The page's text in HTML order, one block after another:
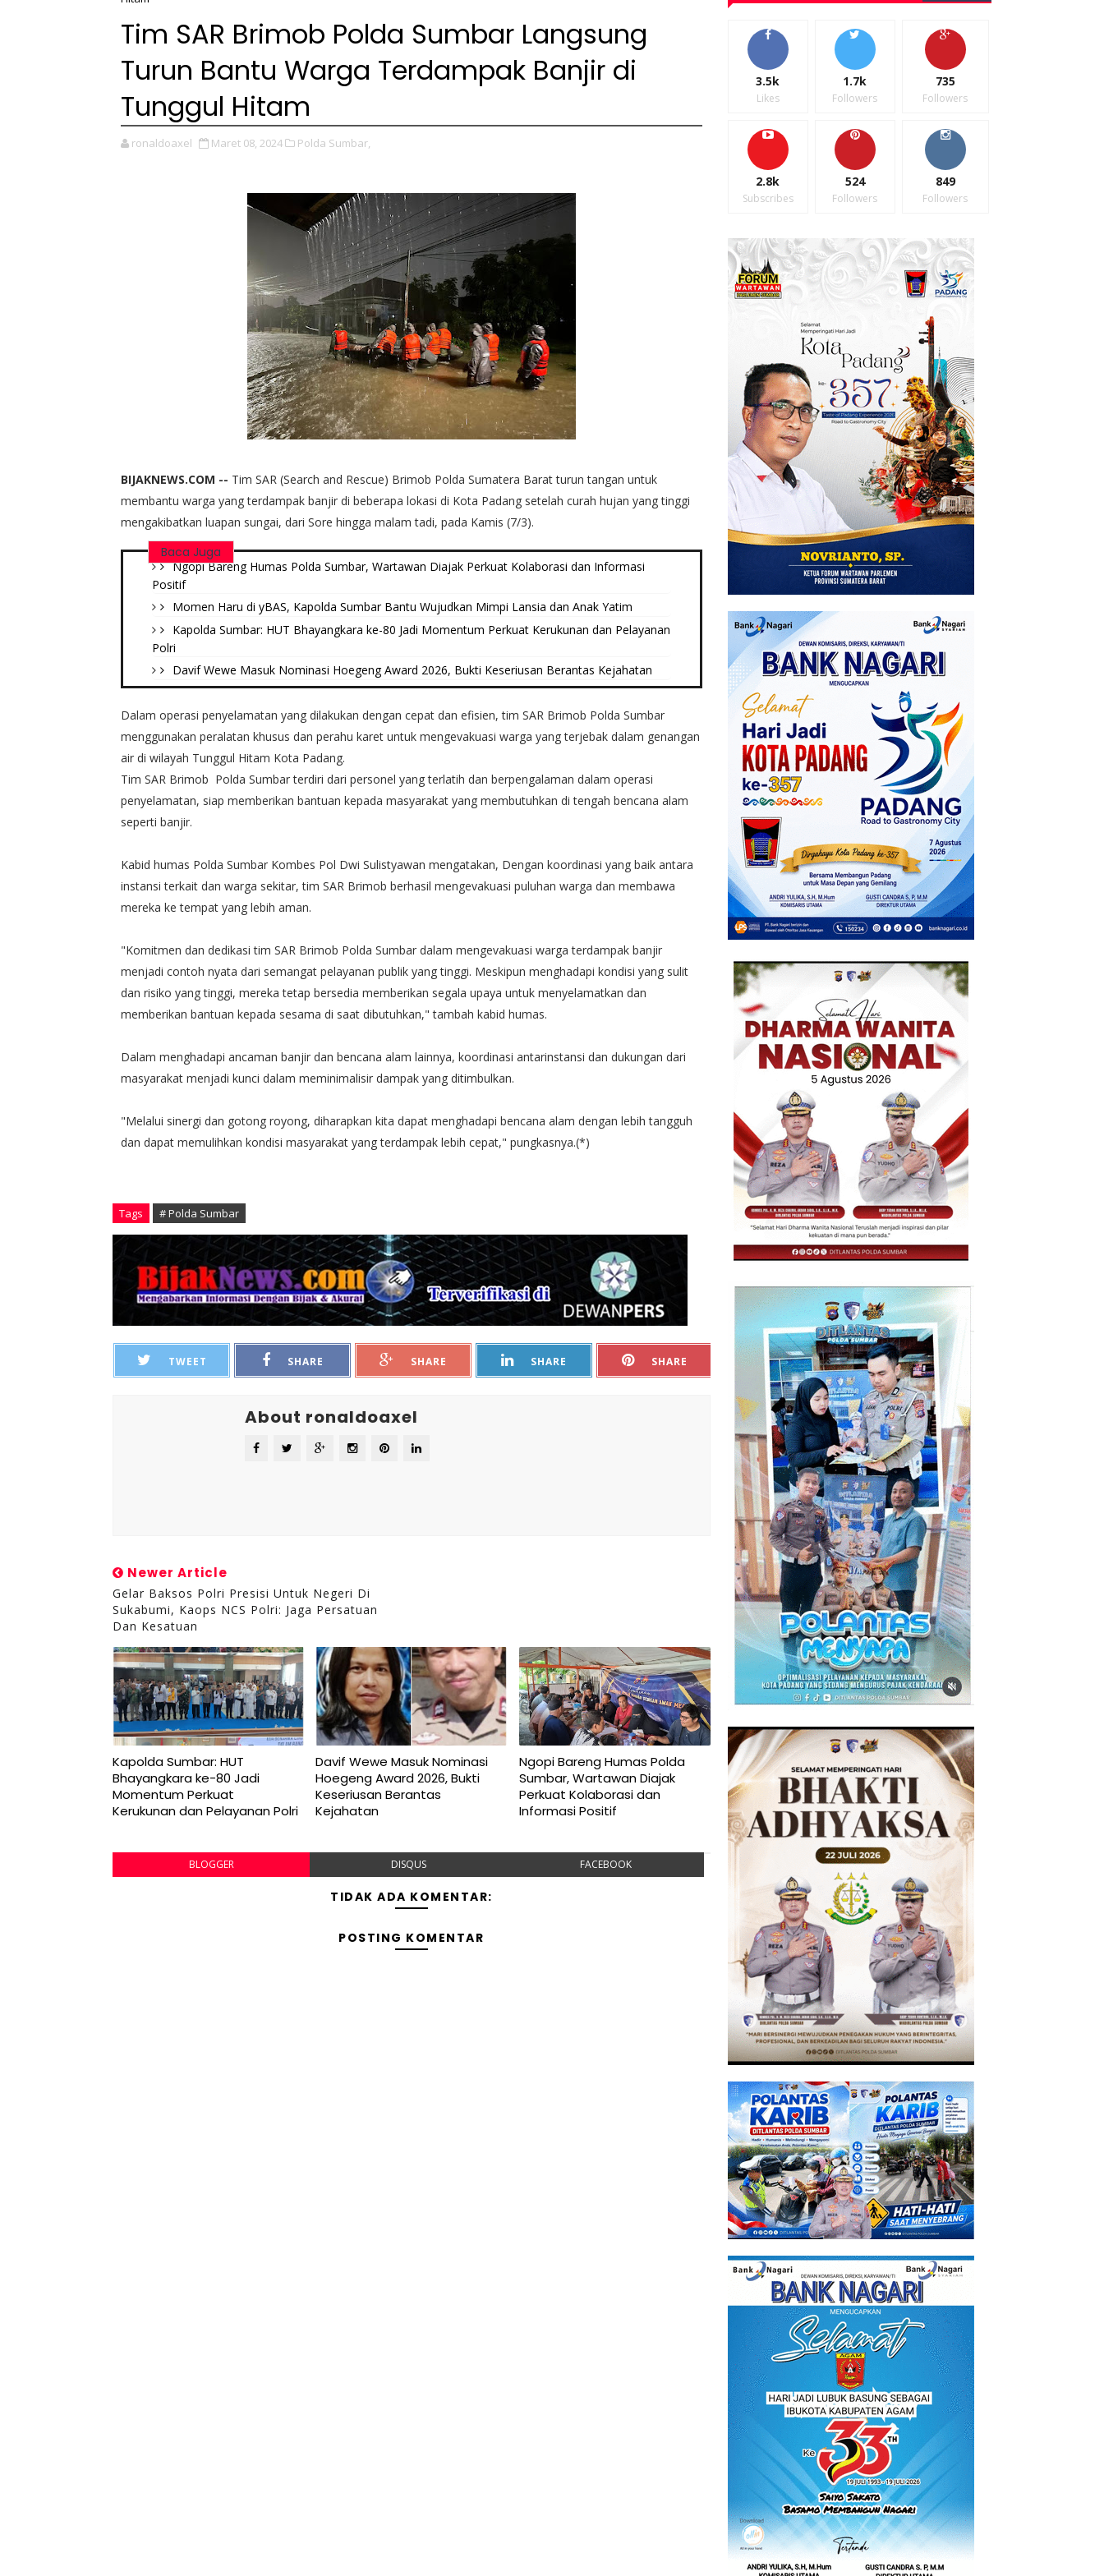
Tim SAR Brimob Polda Sumbar Langsung
Turun Bantu Warga Terdampak Banjir di
Tunggul Hitam
ronaldoaxel Maret 08, 2024 Polda Sumbar,
BIJAKNEWS.COM -- Tim SAR (Search and Rescue) Brimob Polda Sumatera Barat turun tangan untuk
membantu warga yang terdampak banjir di beberapa lokasi di Kota Padang setelah curah hujan yang tinggi
mengakibatkan luapan sungai, dari Sore hingga malam tadi, pada Kamis (7/3).
Baca Juga
Ngopi Bareng Humas Polda Sumbar, Wartawan Diajak Perkuat Kolaborasi dan Informasi
Positif
Momen Haru di yBAS, Kapolda Sumbar Bantu Wujudkan Mimpi Lansia dan Anak Yatim
Kapolda Sumbar: HUT Bhayangkara ke-80 Jadi Momentum Perkuat Kerukunan dan Pelayanan
Polri
Davif Wewe Masuk Nominasi Hoegeng Award 2026, Bukti Keseriusan Berantas Kejahatan
Dalam operasi penyelamatan yang dilakukan dengan cepat dan efisien, tim SAR Brimob Polda Sumbar
menggunakan peralatan khusus dan perahu karet untuk mengevakuasi warga yang terjebak dalam genangan
air di wilayah Tunggul Hitam Kota Padang.
Tim SAR Brimob Polda Sumbar terdiri dari personel yang terlatih dan berpengalaman dalam operasi
penyelamatan, siap memberikan bantuan kepada masyarakat yang membutuhkan di tengah bencana alam
seperti banjir.
Kabid humas Polda Sumbar Kombes Pol Dwi Sulistyawan mengatakan, Dengan koordinasi yang baik antara
instansi terkait dan warga sekitar, tim SAR Brimob berhasil mengevakuasi puluhan warga dan membawa
mereka ke tempat yang lebih aman.
"Komitmen dan dedikasi tim SAR Brimob Polda Sumbar dalam mengevakuasi warga terdampak banjir
menjadi contoh nyata dari semangat pelayanan publik yang tinggi. Meskipun menghadapi kondisi yang sulit
dan risiko yang tinggi, mereka tetap bersedia memberikan segala upaya untuk menyelamatkan dan
memberikan bantuan kepada sesama di saat dibutuhkan," tambah kabid humas.
Dalam menghadapi ancaman banjir dan bencana alam lainnya, koordinasi antarinstansi dan dukungan dari
masyarakat menjadi kunci dalam meminimalisir dampak yang ditimbulkan.
"Melalui sinergi dan gotong royong, diharapkan kita dapat menghadapi bencana alam dengan lebih tangguh
dan dapat memulihkan kondisi masyarakat yang terdampak lebih cepat," pungkasnya.(*)
Tags # Polda Sumbar
TWEET SHARE SHARE SHARE SHARE
About ronaldoaxel
Newer Article
Gelar Baksos Polri Presisi Untuk Negeri Di
Sukabumi, Kaops NCS Polri: Jaga Persatuan
Dan Kesatuan
Kapolda Sumbar: HUT
Bhayangkara ke-80 Jadi
Momentum Perkuat
Kerukunan dan Pelayanan Polri
Davif Wewe Masuk Nominasi
Hoegeng Award 2026, Bukti
Keseriusan Berantas
Kejahatan
Ngopi Bareng Humas Polda
Sumbar, Wartawan Diajak
Perkuat Kolaborasi dan
Informasi Positif
BLOGGER DISQUS FACEBOOK
TIDAK ADA KOMENTAR:
POSTING KOMENTAR
3.5k
Likes
1.7k
Followers
735
Followers
2.8k
Subscribes
524
Followers
849
Followers